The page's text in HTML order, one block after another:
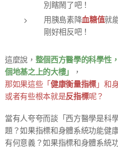
別瞎鬧了吧！
用胰島素降血糖值就
剛好相反吧！
這麼說， 整個西方醫學的科學性
個地基之上的大樓」
，
那如果這些「健康衡量指標 」和
或者有些根本就是反指標呢？
當有人夸夸而談「西方醫學是科
題？如果指標和身體系統功能健
有何意義？如果指標和身體系統